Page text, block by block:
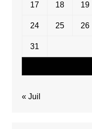
17 18 19
24 25 26
31
« Juil